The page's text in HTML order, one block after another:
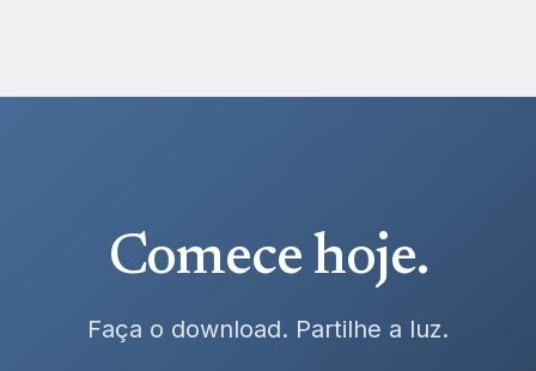
Comece hoje.
Faça o download. Partilhe a luz.